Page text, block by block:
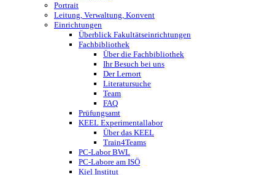
Portrait
Leitung, Verwaltung, Konvent
Einrichtungen
Überblick Fakultätseinrichtungen
Fachbibliothek
Über die Fachbibliothek
Ihr Besuch bei uns
Der Lernort
Literatursuche
Team
FAQ
Prüfungsamt
KEEL Experimentallabor
Über das KEEL
Train4Teams
PC-Labor BWL
PC-Labore am ISÖ
Kiel Institut